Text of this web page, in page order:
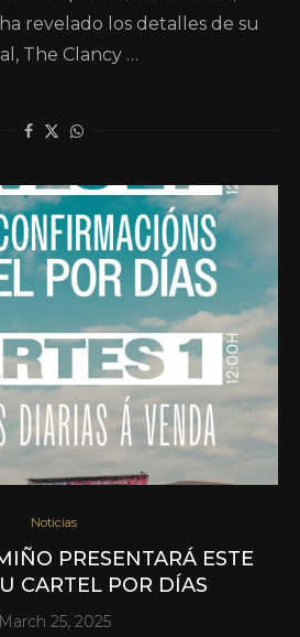
revelado los detalles de su
The Clancy …
Noticias
PRESENTARÁ ESTE
CARTEL POR DÍAS
March 25, 2025